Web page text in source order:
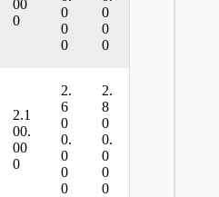
00
0
0
0
0
0
0
0
2.1
00.
00
0
2.
6
0
0.
0
0
0
2.
8
0
0.
0
0
0